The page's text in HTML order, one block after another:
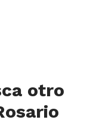
otro